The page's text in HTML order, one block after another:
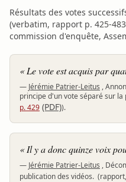
Résultats des votes
(verbatim, rapport p. 425-
commission d'enquête,
« Le vote est acquis par
— Jérémie Patrier-Leitus ,
principe d'un vote séparé sur la
p. 429 (PDF)).
« Il y a donc quinze voix
— Jérémie Patrier-Leitus ,
publication des vidéos. (rapport,